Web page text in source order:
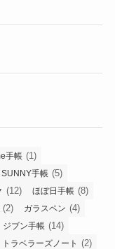
手帳 (1)
SUNNY手帳 (5)
(12) ほぼ日手帳 (8)
(2) ガラスペン (4)
ジブン手帳 (14)
トラベラーズノート (2)